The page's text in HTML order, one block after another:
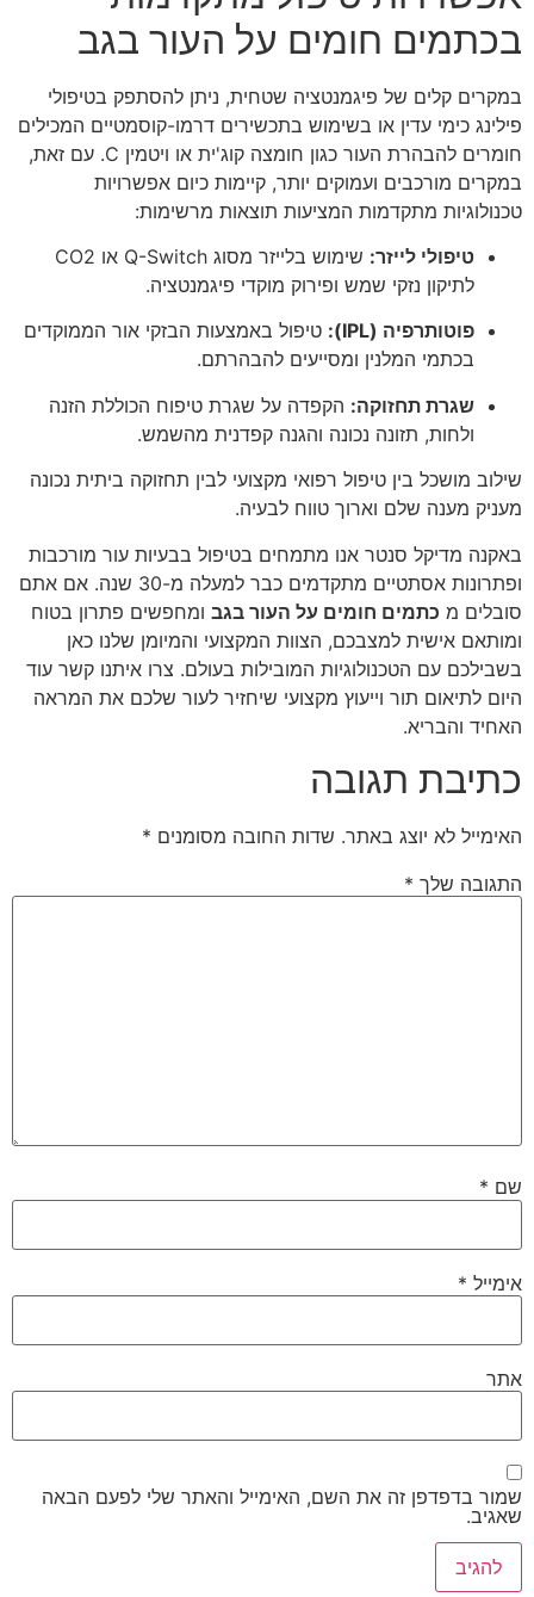
בכתמים חומים על העור בגב
במקרים קלים של פיגמנטציה שטחית, ניתן להסתפק בטיפולי
פילינג כימי עדין או בשימוש בתכשירים דרמו-קוסמטיים המכילים
חומרים להבהרת העור כגון חומצה קוג'ית או ויטמין C. עם זאת,
במקרים מורכבים ועמוקים יותר, קיימות כיום אפשרויות
טכנולוגיות מתקדמות המציעות תוצאות מרשימות:
טיפולי לייזר:
שימוש בלייזר מסוג Q-Switch או CO2
לתיקון נזקי שמש ופירוק מוקדי פיגמנטציה.
פוטותרפיה (IPL):
טיפול באמצעות הבזקי אור הממוקדים
בכתמי המלנין ומסייעים להבהרתם.
שגרת תחזוקה: הקפדה על שגרת טיפוח הכוללת הזנה
ולחות, תזונה נכונה והגנה קפדנית מהשמש.
שילוב מושכל בין טיפול רפואי מקצועי לבין תחזוקה ביתית נכונה
מעניק מענה שלם וארוך טווח לבעיה.
באקנה מדיקל סנטר אנו מתמחים בטיפול בבעיות עור מורכבות
ופתרונות אסתטיים מתקדמים כבר למעלה מ-30 שנה. אם אתם
סובלים מ כתמים חומים על העור בגב ומחפשים פתרון בטוח
ומותאם אישית למצבכם, הצוות המקצועי והמיומן שלנו כאן
בשבילכם עם הטכנולוגיות המובילות בעולם. צרו איתנו קשר עוד
היום לתיאום תור וייעוץ מקצועי שיחזיר לעור שלכם את המראה
האחיד והבריא.
כתיבת תגובה
האימייל לא יוצג באתר. שדות החובה מסומנים *
התגובה שלך *
שם *
אימייל *
אתר
שמור בדפדפן זה את השם, האימייל והאתר שלי לפעם הבאה
שאגיב.